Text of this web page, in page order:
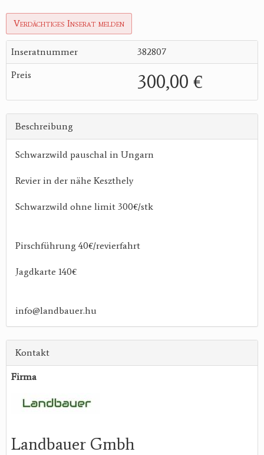
Verdächtiges Inserat melden
Inseratnummer 382807
Preis 300,00 €
Beschreibung
Schwarzwild pauschal in Ungarn
Revier in der nähe Keszthely
Schwarzwild ohne limit 300€/stk
Pirschführung 40€/revierfahrt
Jagdkarte 140€
info@landbauer.hu
Kontakt
Firma
Landbauer Gmbh